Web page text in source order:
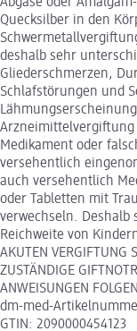
Quecksilber in den
deshalb sehr
Gliederschmerzen,
Schlafstörungen und
Medikament oder
versehentlich
auch versehentlich
oder Tabletten mit
verwechseln.
Reichweite von
AKUTEN VERGIFTUNG
ZUSTÄNDIGE
ANWEISUNGEN
dm-med-
GTIN: 2090000454123